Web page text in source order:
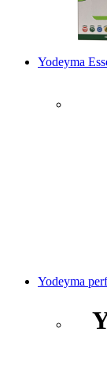
Yodeyma
Yodeyma